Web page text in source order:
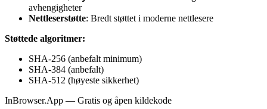
avhengigheter
Nettleserstøtte: Bredt støttet i moderne nettlesere
Støttede algoritmer:
SHA-256 (anbefalt minimum)
SHA-384 (anbefalt)
SHA-512 (høyeste sikkerhet)
InBrowser.App — Gratis og åpen kildekode